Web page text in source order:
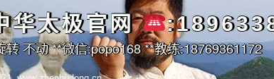
华太极官网
转 不动 **微信:popo168 **教练:18769361172